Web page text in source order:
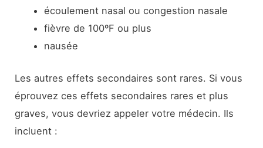
écoulement nasal ou congestion nasale
fièvre de 100ºF ou plus
nausée
Les autres effets secondaires sont rares. Si vous
éprouvez ces effets secondaires rares et plus
graves, vous devriez appeler votre médecin. Ils
incluent :